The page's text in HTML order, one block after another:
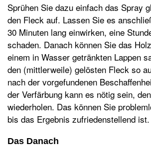
Sprühen Sie dazu einfach das Spray
den Fleck auf. Lassen Sie es
30 Minuten lang einwirken, eine
schaden. Danach können Sie das
einem in Wasser getränkten Lappen
den (mittlerweile) gelösten Fleck so
nach der vorgefundenen
der Verfärbung kann es nötig sein,
wiederholen. Das können Sie
bis das Ergebnis zufriedenstellend ist.
Das Danach